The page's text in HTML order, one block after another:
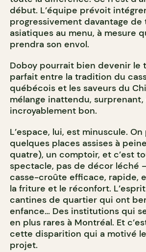
début. L’équipe prévoit
progressivement davantage de
asiatiques au menu, à mesure
prendra son envol.
Doboy pourrait bien devenir le
parfait entre la tradition du
québécois et les saveurs du
mélange inattendu,
incroyablement bon.
L’espace, lui, est minuscule.
quelques places assises à
quatre), un comptoir, et c’est
spectacle, pas de décor léché
casse-croûte efficace, rapide,
la friture et le réconfort.
cantines de quartier qui ont
enfance… Des institutions qui
en plus rares à Montréal. Et
cette disparition qui a motivé
projet.